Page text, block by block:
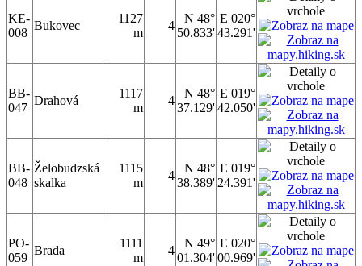
KE-
008
Bukovec
1127
m
4
N 48°
50.833'
E 020°
43.291'
BB-
047
Drahová
1117
m
4
N 48°
37.129'
E 019°
42.050'
BB-
048
Želobudzská
skalka
1115
m
4
N 48°
38.389'
E 019°
24.391'
PO-
059
Brada
1111
m
4
N 49°
01.304'
E 020°
00.969'